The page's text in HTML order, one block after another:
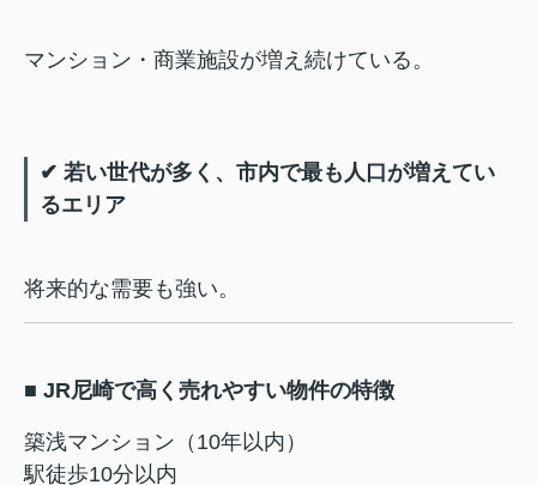
マンション・商業施設が増え続けている。
✔ 若い世代が多く、市内で最も人口が増えてい
るエリア
将来的な需要も強い。
■ JR尼崎で高く売れやすい物件の特徴
築浅マンション（10年以内）
駅徒歩10分以内